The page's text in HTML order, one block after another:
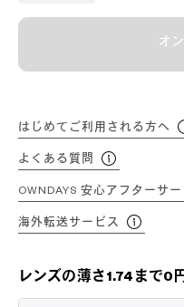
オ
はじめてご利用される方へ
よくある質問
OWNDAYS 安心アフターサー
海外転送サービス
レンズの薄さ1.74まで0円